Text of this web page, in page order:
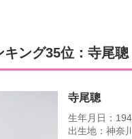
ング35位：寺尾聰
寺尾聰
生年月日：
出生地：神奈